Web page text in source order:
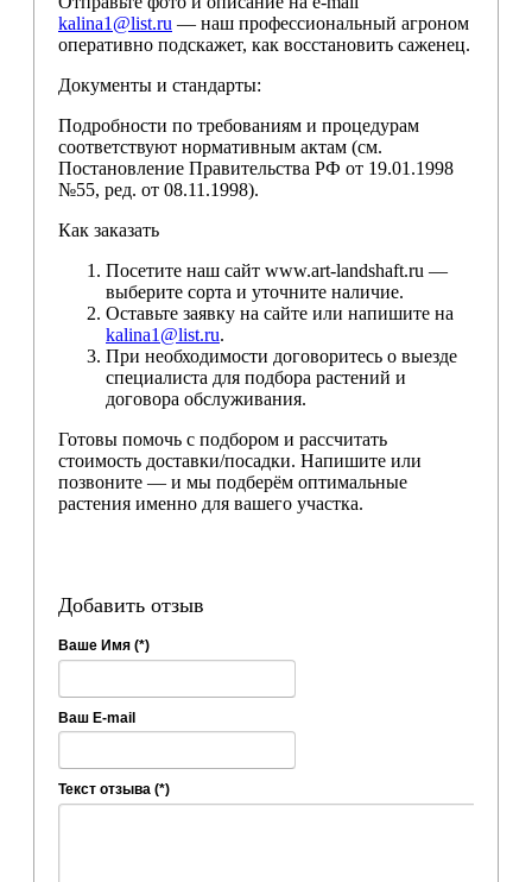
kalina1@list.ru — наш профессиональный агроном
оперативно подскажет, как восстановить саженец.
Документы и стандарты:
Подробности по требованиям и процедурам
соответствуют нормативным актам (см.
Постановление Правительства РФ от 19.01.1998
№55, ред. от 08.11.1998).
Как заказать
Посетите наш сайт www.art-landshaft.ru —
выберите сорта и уточните наличие.
Оставьте заявку на сайте или напишите на
kalina1@list.ru.
При необходимости договоритесь о выезде
специалиста для подбора растений и
договора обслуживания.
Готовы помочь с подбором и рассчитать
стоимость доставки/посадки. Напишите или
позвоните — и мы подберём оптимальные
растения именно для вашего участка.
Добавить отзыв
Ваше Имя (*)
Ваш E-mail
Текст отзыва (*)